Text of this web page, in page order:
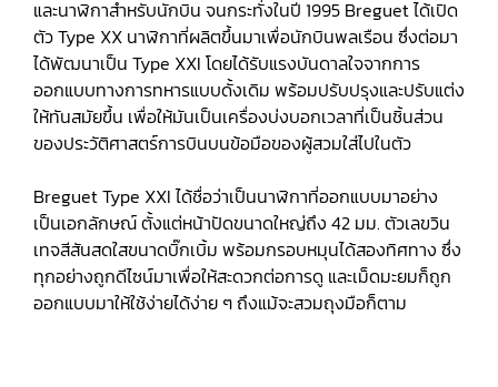
และนาฬิกาสำหรับนักบิน จนกระทั่งในปี 1995 Breguet ได้เปิด
ตัว Type XX นาฬิกาที่ผลิตขึ้นมาเพื่อนักบินพลเรือน ซึ่งต่อมา
ได้พัฒนาเป็น Type XXI โดยได้รับแรงบันดาลใจจากการ
ออกแบบทางการทหารแบบดั้งเดิม พร้อมปรับปรุงและปรับแต่ง
ให้ทันสมัยขึ้น เพื่อให้มันเป็นเครื่องบ่งบอกเวลาที่เป็นชิ้นส่วน
ของประวัติศาสตร์การบินบนข้อมือของผู้สวมใส่ไปในตัว
Breguet Type XXI ได้ชื่อว่าเป็นนาฬิกาที่ออกแบบมาอย่าง
เป็นเอกลักษณ์ ตั้งแต่หน้าปัดขนาดใหญ่ถึง 42 มม. ตัวเลขวิน
เทจสีสันสดใสขนาดบิ๊กเบิ้ม พร้อมกรอบหมุนได้สองทิศทาง ซึ่ง
ทุกอย่างถูกดีไซน์มาเพื่อให้สะดวกต่อการดู และเม็ดมะยมก็ถูก
ออกแบบมาให้ใช้ง่ายได้ง่าย ๆ ถึงแม้จะสวมถุงมือก็ตาม